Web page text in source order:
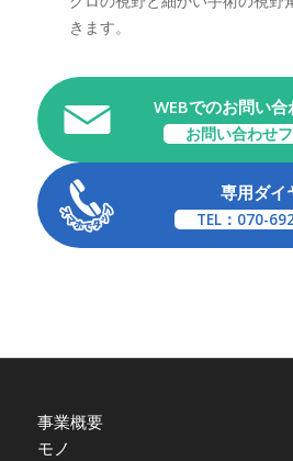
きます。
WEBでのお問い
お問い合わせ
専用ダイ
TEL：070-
事業概要
モノ